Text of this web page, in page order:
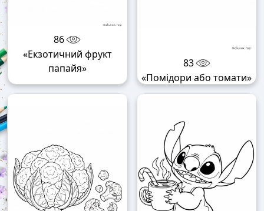
86
«Екзотичний фрукт
папайя»
83
«Помідори або томати»